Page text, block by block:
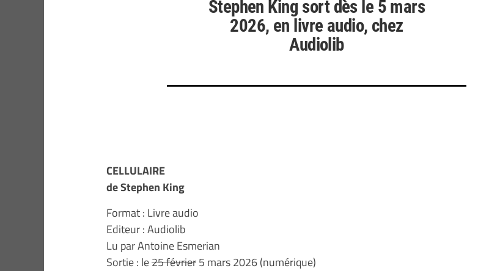
Stephen King sort dès le 5 mars
2026, en livre audio, chez
Audiolib
CELLULAIRE
de Stephen King
Format : Livre audio
Editeur : Audiolib
Lu par Antoine Esmerian
Sortie : le25 février5 mars 2026 (numérique)